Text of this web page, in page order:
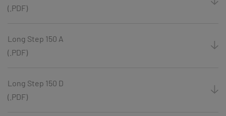
(.PDF)
Long Step 150 A
(.PDF)
Long Step 150 D
(.PDF)